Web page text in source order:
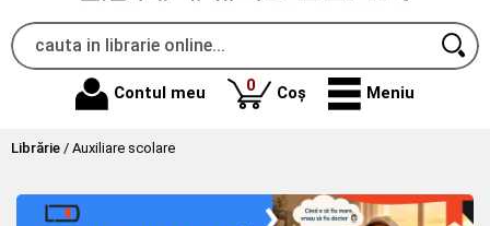
Contul meu 0produse
Coș Meniu
Librărie / Auxiliare scolare